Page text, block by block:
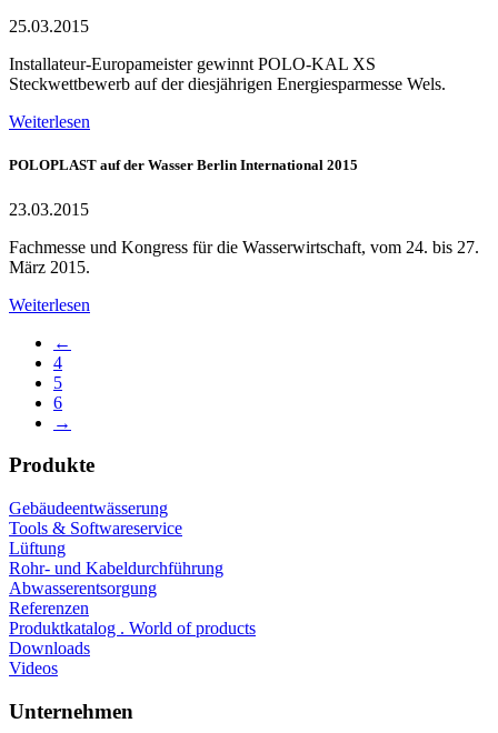
25.03.2015
Installateur-Europameister gewinnt POLO-KAL XS
Steckwettbewerb auf der diesjährigen Energiesparmesse Wels.
Weiterlesen
POLOPLAST auf der Wasser Berlin International 2015
23.03.2015
Fachmesse und Kongress für die Wasserwirtschaft, vom 24. bis 27.
März 2015.
Weiterlesen
←
4
5
6
→
Produkte
Gebäudeentwässerung
Tools & Softwareservice
Lüftung
Rohr- und Kabeldurchführung
Abwasserentsorgung
Referenzen
Produktkatalog . World of products
Downloads
Videos
Unternehmen